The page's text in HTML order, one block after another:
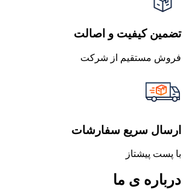
تضمین کیفیت و اصالت
فروش مستقیم از شرکت
ارسال سریع سفارشات
با پست پیشتاز
درباره ی ما